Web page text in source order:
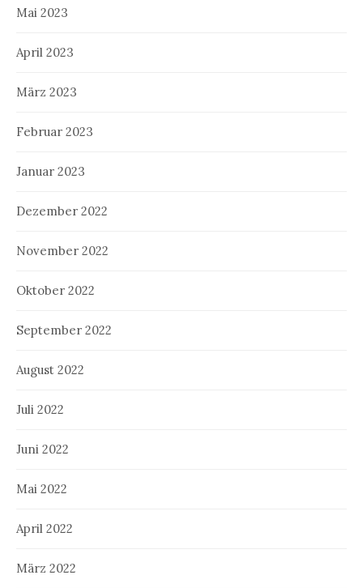
Mai 2023
April 2023
März 2023
Februar 2023
Januar 2023
Dezember 2022
November 2022
Oktober 2022
September 2022
August 2022
Juli 2022
Juni 2022
Mai 2022
April 2022
März 2022